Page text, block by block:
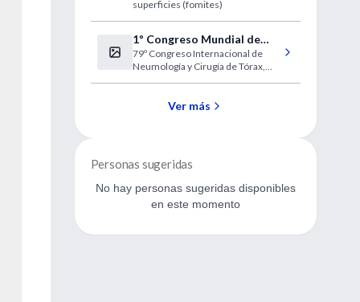
superficies (fomites)
1º Congreso Mundial de
Enfermedades
Respiratorias
79º Congreso Internacional de
Neumología y Cirugía de Tórax,
Ver más
Personas sugeridas
No hay personas sugeridas disponibles
en este momento